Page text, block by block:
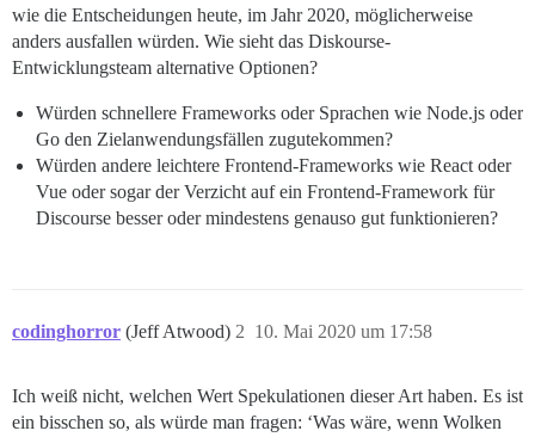
wie die Entscheidungen heute, im Jahr 2020, möglicherweise
anders ausfallen würden. Wie sieht das Diskourse-
Entwicklungsteam alternative Optionen?
Würden schnellere Frameworks oder Sprachen wie Node.js oder
Go den Zielanwendungsfällen zugutekommen?
Würden andere leichtere Frontend-Frameworks wie React oder
Vue oder sogar der Verzicht auf ein Frontend-Framework für
Discourse besser oder mindestens genauso gut funktionieren?
codinghorror (Jeff Atwood) 10. Mai 2020 um 17:58
2
Ich weiß nicht, welchen Wert Spekulationen dieser Art haben. Es ist
ein bisschen so, als würde man fragen: ‘Was wäre, wenn Wolken